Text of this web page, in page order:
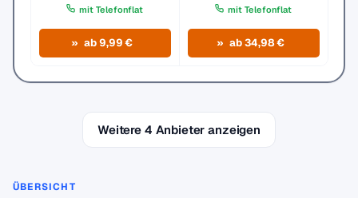
mit Telefonflat
ab 9,99 €
mit Telefonflat
ab 34,98 €
Weitere 4 Anbieter anzeigen
ÜBERSICHT